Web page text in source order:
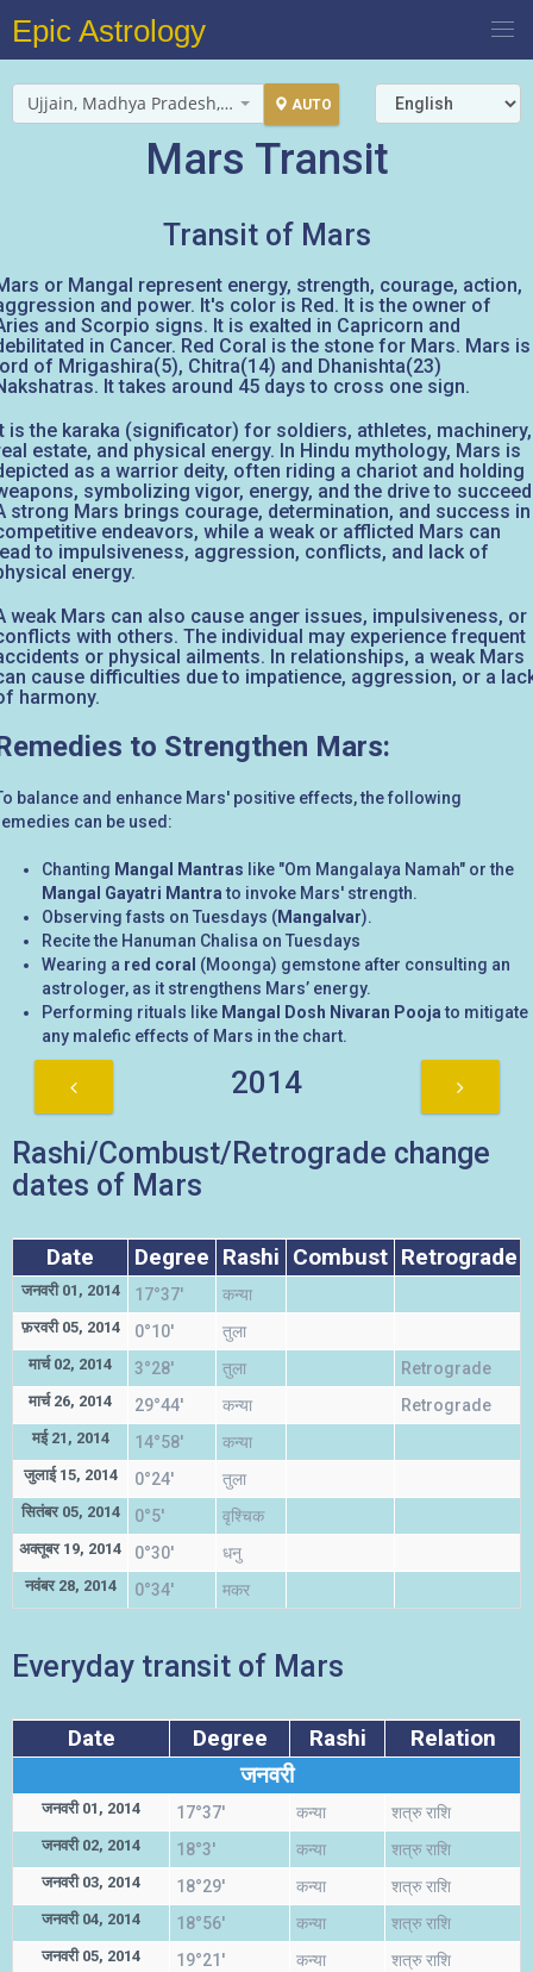
Epic Astrology
Ujjain, Madhya Pradesh, India AUTO
Mars Transit
Transit of Mars
or Mangal represent energy, strength, courage, action,
and power. It's color is Red. It is the owner of
and Scorpio signs. It is exalted in Capricorn and
in Cancer. Red Coral is the stone for Mars. Mars is
of Mrigashira(5), Chitra(14) and Dhanishta(23)
It takes around 45 days to cross one sign.
is the karaka (significator) for soldiers, athletes, machinery,
estate, and physical energy. In Hindu mythology, Mars is
as a warrior deity, often riding a chariot and holding
symbolizing vigor, energy, and the drive to
strong Mars brings courage, determination, and success in
endeavors, while a weak or afflicted Mars can
to impulsiveness, aggression, conflicts, and lack of
energy.
weak Mars can also cause anger issues, impulsiveness, or
with others. The individual may experience frequent
or physical ailments. In relationships, a weak Mars
cause difficulties due to impatience, aggression, or a
harmony.
to Strengthen Mars:
balance and enhance Mars' positive effects, the following
can be used:
Chanting Mangal Mantras like "Om Mangalaya Namah" or the
Mangal Gayatri Mantrato invoke Mars' strength.
Observing fasts on Tuesdays (Mangalvar).
Recite the Hanuman Chalisa on Tuesdays
Wearing a red coral (Moonga) gemstone after consulting an
astrologer, as it strengthens Mars’ energy.
Performing rituals like Mangal Dosh Nivaran Poojato mitigate
any malefic effects of Mars in the chart.
2014
Rashi/Combust/Retrograde change
dates of Mars
Date Degree Rashi Combust Retrograde
जनवरी 01, 2014 17°37' कन्या
फ़रवरी 05, 2014 0°10' तुला
मार्च 02, 2014 3°28' तुला Retrograde
मार्च 26, 2014 29°44' कन्या Retrograde
मई 21, 2014 14°58' कन्या
जुलाई 15, 2014 0°24' तुला
सितंबर 05, 2014 0°5' वृश्चिक
अक्तूबर 19, 2014 0°30' धनु
नवंबर 28, 2014 0°34' मकर
Everyday transit of Mars
Date Degree Rashi
Relation
जनवरी
जनवरी 01, 2014 17°37' कन्या शत्रु राशि
जनवरी 02, 2014 18°3' कन्या शत्रु राशि
जनवरी 03, 2014 18°29' कन्या शत्रु राशि
जनवरी 04, 2014 18°56' कन्या शत्रु राशि
जनवरी 05, 2014 19°21' कन्या शत्रु राशि